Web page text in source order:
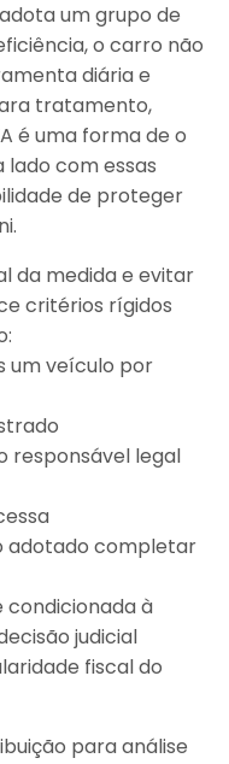
um grupo de
o carro não
diária e
tratamento,
é uma forma de o
com essas
de proteger
da medida e evitar
critérios rígidos
um veículo por
responsável legal
adotado completar
condicionada à
judicial
fiscal do
para análise